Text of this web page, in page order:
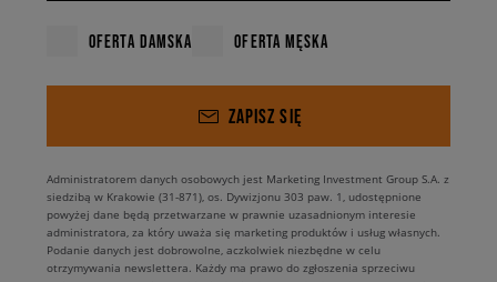
OFERTA DAMSKA OFERTA MĘSKA
ZAPISZ SIĘ
Administratorem danych osobowych jest Marketing Investment Group S.A. z
siedzibą w Krakowie (31-871), os. Dywizjonu 303 paw. 1, udostępnione
powyżej dane będą przetwarzane w prawnie uzasadnionym interesie
administratora, za który uważa się marketing produktów i usług własnych.
Podanie danych jest dobrowolne, aczkolwiek niezbędne w celu
otrzymywania newslettera. Każdy ma prawo do zgłoszenia sprzeciwu